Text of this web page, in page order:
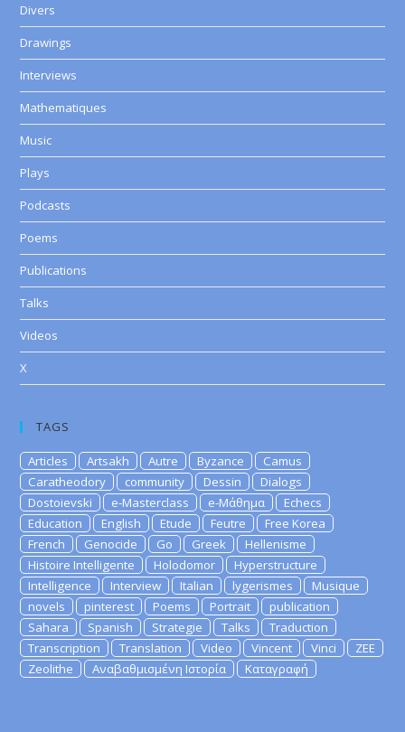
Divers
Drawings
Interviews
Mathematiques
Music
Plays
Podcasts
Poems
Publications
Talks
Videos
X
TAGS
Articles Artsakh Autre Byzance
Camus
Caratheodory
community Dessin
Dialogs
Dostoievski
e-Masterclass e-Μάθημα
Echecs
Education
English Etude Feutre
Free Korea
French
Genocide Go Greek
Hellenisme
Histoire Intelligente
Holodomor
Hyperstructure
Intelligence
Interview Italian lygerismes
Musique
novels
pinterest Poems Portrait
publication
Sahara
Spanish Strategie Talks
Traduction
Transcription
Translation Video Vincent Vinci
ZEE
Zeolithe
Αναβαθμισμένη Ιστορία Καταγραφή